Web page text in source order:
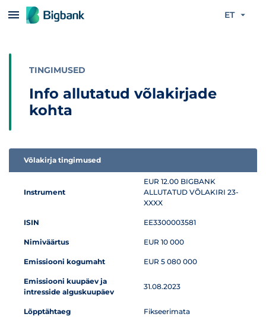
Liigu edasi põhisisu juurde ET
TINGIMUSED
Info allutatud võlakirjade
kohta
Võlakirja tingimused
Instrument
EUR 12.00 BIGBANK
ALLUTATUD VÕLAKIRI 23-
XXXX
ISIN EE3300003581
Nimiväärtus EUR 10 000
Emissiooni kogumaht EUR 5 080 000
Emissiooni kuupäev ja
intresside alguskuupäev
31.08.2023
Lõpptähtaeg Fikseerimata